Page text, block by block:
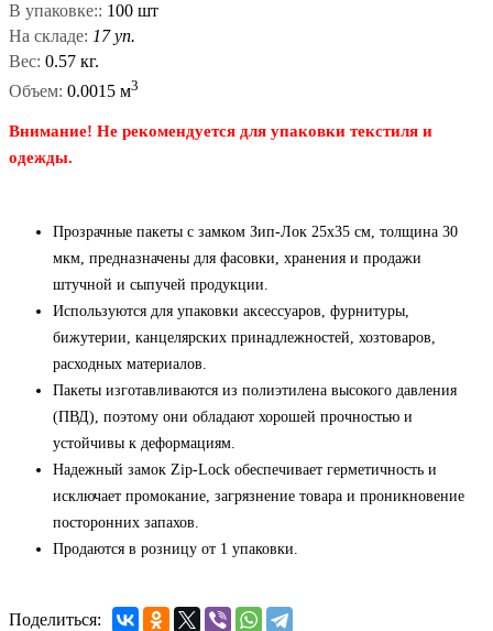
В упаковке:: 100 шт
На складе: 17 уп.
Вес: 0.57 кг.
Объем: 0.0015 м3
Внимание! Не рекомендуется для упаковки текстиля и
одежды.
Прозрачные пакеты с замком Зип-Лок 25x35 см, толщина 30
мкм, предназначены для фасовки, хранения и продажи
штучной и сыпучей продукции.
Используются для упаковки аксессуаров, фурнитуры,
бижутерии, канцелярских принадлежностей, хозтоваров,
расходных материалов.
Пакеты изготавливаются из полиэтилена высокого давления
(ПВД), поэтому они обладают хорошей прочностью и
устойчивы к деформациям.
Надежный замок Zip-Lock обеспечивает герметичность и
исключает промокание, загрязнение товара и проникновение
посторонних запахов.
Продаются в розницу от 1 упаковки.
Поделиться: